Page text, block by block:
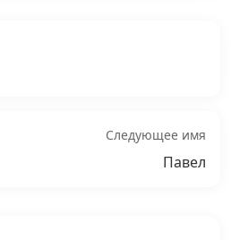
Следующее имя
Павел